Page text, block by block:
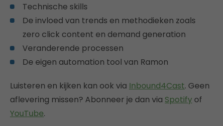
Technische skills
De invloed van trends en methodieken zoals
zero click content en demand generation
Veranderende processen
De eigen automation tool van Ramon
Luisteren en kijken kan ook via Inbound4Cast. Geen
aflevering missen? Abonneer je dan via Spotify of
YouTube.